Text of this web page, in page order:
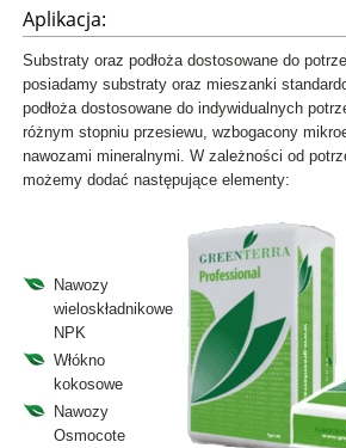
Aplikacja:
Substraty oraz podłoża dostosowane do
posiadamy substraty oraz mieszanki
podłoża dostosowane do indywidualnych
różnym stopniu przesiewu, wzbogacony
nawozami mineralnymi. W zależności od
możemy dodać następujące elementy:
Nawozy
wieloskładnikowe
NPK
Włókno
kokosowe
Nawozy
Osmocote